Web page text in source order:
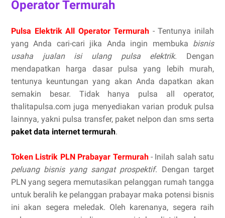
Operator Termurah
Pulsa Elektrik All Operator Termurah - Tentunya inilah
yang Anda cari-cari jika Anda ingin membuka bisnis
usaha jualan isi ulang pulsa elektrik. Dengan
mendapatkan harga dasar pulsa yang lebih murah,
tentunya keuntungan yang akan Anda dapatkan akan
semakin besar. Tidak hanya pulsa all operator,
thalitapulsa.com juga menyediakan varian produk pulsa
lainnya, yakni pulsa transfer, paket nelpon dan sms serta
paket data internet termurah.
Token Listrik PLN Prabayar Termurah- Inilah salah satu
peluang bisnis yang sangat prospektif. Dengan target
PLN yang segera memutasikan pelanggan rumah tangga
untuk beralih ke pelanggan prabayar maka potensi bisnis
ini akan segera meledak. Oleh karenanya, segera raih